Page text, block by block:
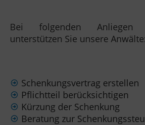
Bei folgenden Anliegen
unterstützen Sie unsere
Schenkungsvertrag erstellen
Pflichtteil berücksichtigen
Kürzung der Schenkung
Beratung zur